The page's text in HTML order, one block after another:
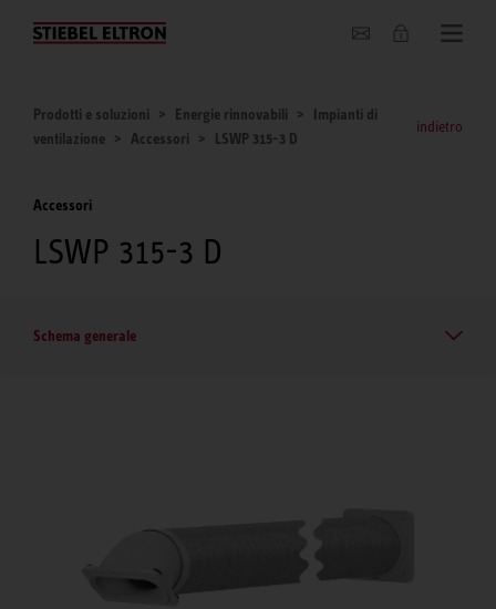
Chi siamo
Prodotti e soluzioni Energie rinnovabili
Impianti di
ventilazione
Accessori LSWP 315-3 D
indietro
Accessori
LSWP 315-3 D
Schema generale